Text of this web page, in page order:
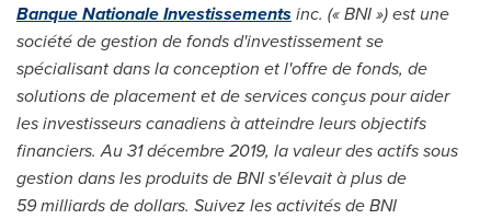
Banque Nationale Investissementsinc. (« BNI ») est une
société de gestion de fonds d'investissement se
spécialisant dans la conception et l'offre de fonds, de
solutions de placement et de services conçus pour aider
les investisseurs canadiens à atteindre leurs objectifs
financiers. Au 31 décembre 2019, la valeur des actifs sous
gestion dans les produits de BNI s'élevait à plus de
59 milliards de dollars. Suivez les activités de BNI